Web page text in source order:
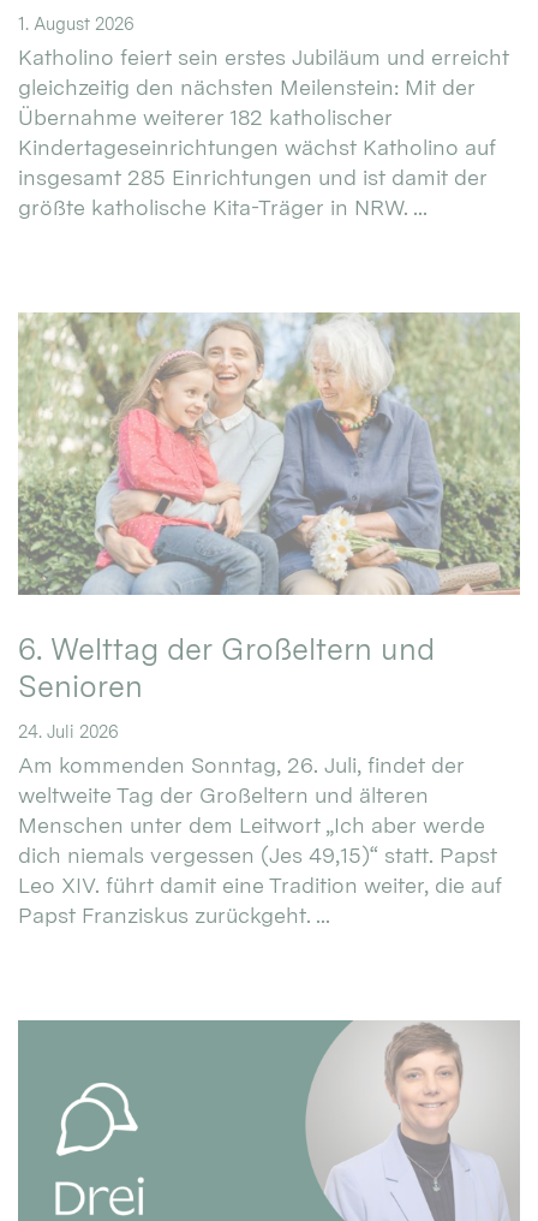
1. August 2026
Katholino feiert sein erstes Jubiläum und erreicht
gleichzeitig den nächsten Meilenstein: Mit der
Übernahme weiterer 182 katholischer
Kindertageseinrichtungen wächst Katholino auf
insgesamt 285 Einrichtungen und ist damit der
größte katholische Kita-Träger in NRW. ...
6. Welttag der Großeltern und
Senioren
24. Juli 2026
Am kommenden Sonntag, 26. Juli, findet der
weltweite Tag der Großeltern und älteren
Menschen unter dem Leitwort „Ich aber werde
dich niemals vergessen (Jes 49,15)“ statt. Papst
Leo XIV. führt damit eine Tradition weiter, die auf
Papst Franziskus zurückgeht. ...